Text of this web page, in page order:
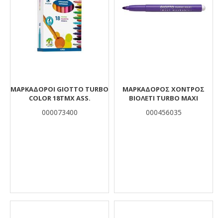
ΜΑΡΚΑΔΟΡΟΙ GIOTTO TURBO
COLOR 18TMX ASS.
000073400
ΜΑΡΚΑΔΟΡΟΣ ΧΟΝΤΡΟΣ
BIΟΛΕΤΙ ΤURBO MAXI
000456035